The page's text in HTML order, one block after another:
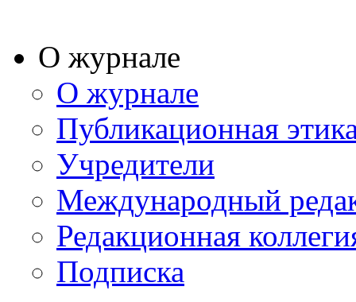
О журнале
О журнале
Публикационная
Учредители
Международный
Редакционная
Подписка